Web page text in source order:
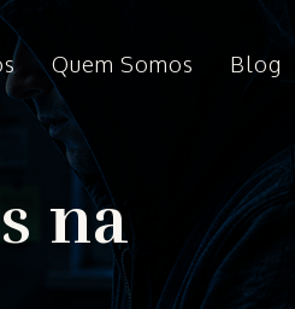
Quem Somos Blog
na